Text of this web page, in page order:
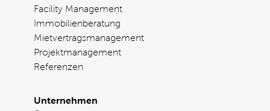
Facility Management
Immobilienberatung
Mietvertragsmanagement
Projektmanagement
Referenzen
Unternehmen